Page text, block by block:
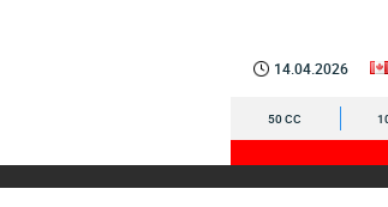
14.04.2026
50 CC